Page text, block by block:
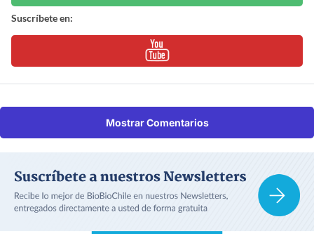
Suscríbete en:
Mostrar Comentarios